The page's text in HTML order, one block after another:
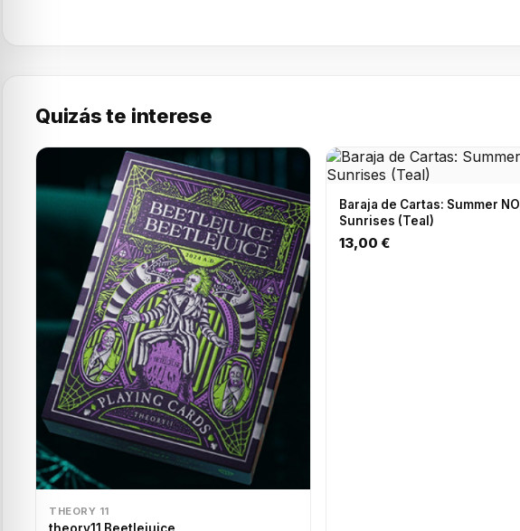
Quizás te interese
THEORY 11
Baraja de Cartas: Summer
Sunrises (Teal)
13,00 €